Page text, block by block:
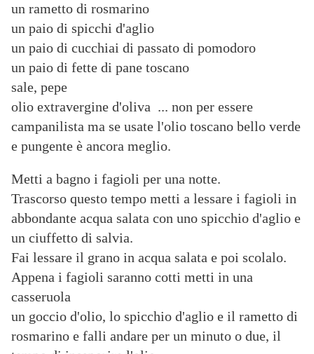
un rametto di rosmarino
un paio di spicchi d'aglio
un paio di cucchiai di passato di pomodoro
un paio di fette di pane toscano
sale, pepe
olio extravergine d'oliva ... non per essere
campanilista ma se usate l'olio toscano bello verde
e pungente è ancora meglio.
Metti a bagno i fagioli per una notte.
Trascorso questo tempo metti a lessare i fagioli in
abbondante acqua salata con uno spicchio d'aglio e
un ciuffetto di salvia.
Fai lessare il grano in acqua salata e poi scolalo.
Appena i fagioli saranno cotti metti in una
casseruola
un goccio d'olio, lo spicchio d'aglio e il rametto di
rosmarino e falli andare per un minuto o due, il